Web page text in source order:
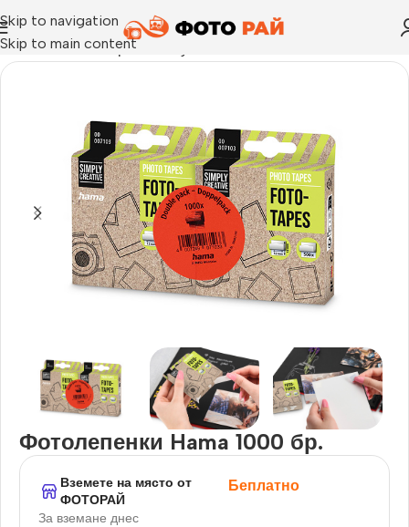
Skip to navigation
Skip to main content
Начало›Аксесоари за албуми
Фотолепенки Hama 1000 бр.
Вземете на място от
ФОТОРАЙ
За вземане днес
Беплатно